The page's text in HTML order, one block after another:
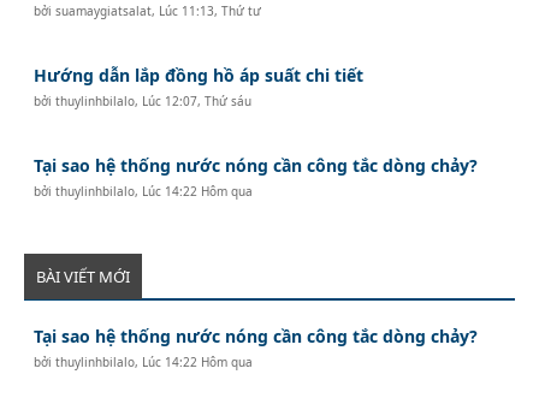
bởisuamaygiatsalat, Lúc 11:13, Thứ tư
Hướng dẫn lắp đồng hồ áp suất chi tiết
bởithuylinhbilalo, Lúc 12:07, Thứ sáu
Tại sao hệ thống nước nóng cần công tắc dòng chảy?
bởithuylinhbilalo, Lúc 14:22 Hôm qua
BÀI VIẾT MỚI
Tại sao hệ thống nước nóng cần công tắc dòng chảy?
bởithuylinhbilalo, Lúc 14:22 Hôm qua